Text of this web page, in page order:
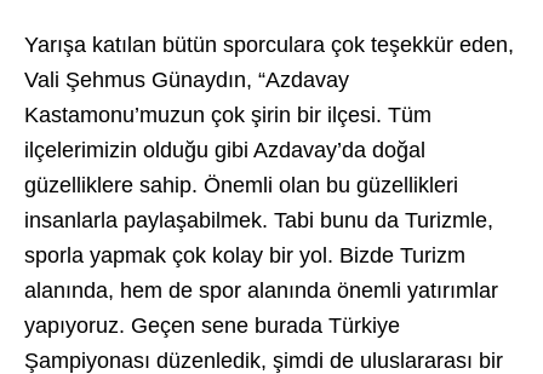
Yarışa katılan bütün sporculara çok teşekkür eden,
Vali Şehmus Günaydın, “Azdavay
Kastamonu’muzun çok şirin bir ilçesi. Tüm
ilçelerimizin olduğu gibi Azdavay’da doğal
güzelliklere sahip. Önemli olan bu güzellikleri
insanlarla paylaşabilmek. Tabi bunu da Turizmle,
sporla yapmak çok kolay bir yol. Bizde Turizm
alanında, hem de spor alanında önemli yatırımlar
yapıyoruz. Geçen sene burada Türkiye
Şampiyonası düzenledik, şimdi de uluslararası bir